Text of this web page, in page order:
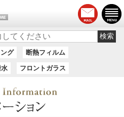
グ 断熱フィルム
フロントガラス